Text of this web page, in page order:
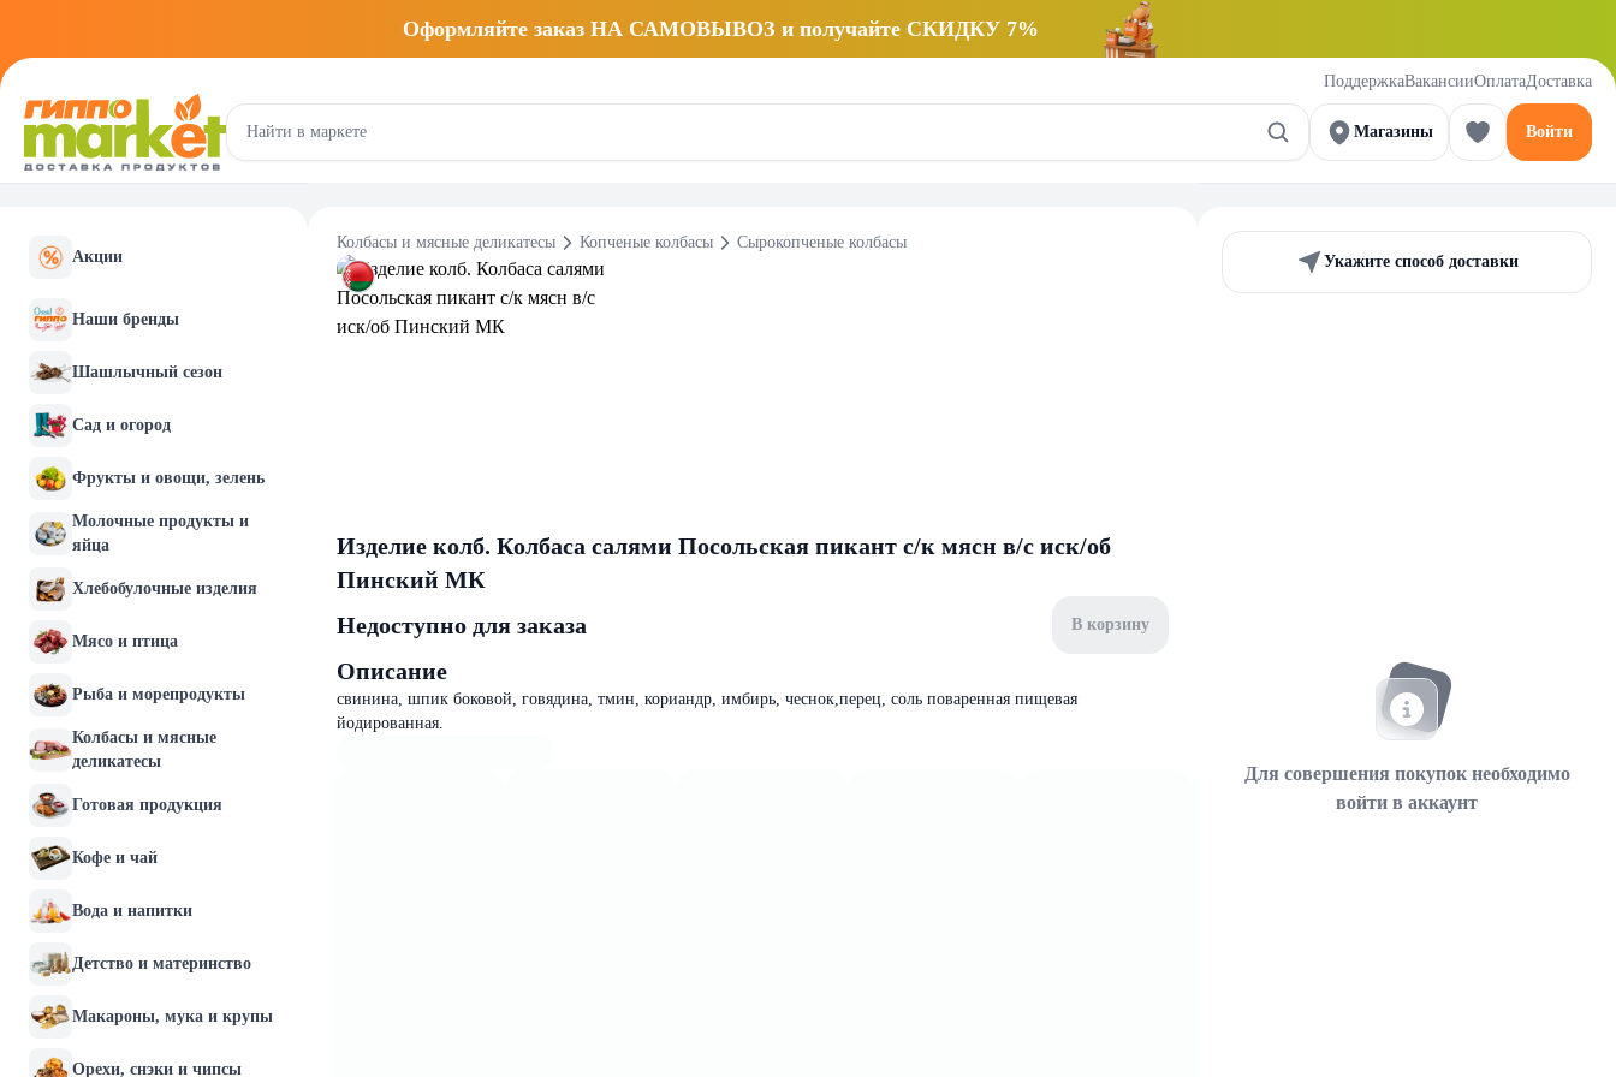
Оформляйте заказ НА САМОВЫВОЗ и получайте СКИДКУ 7%
ПоддержкаВакансииОплатаДоставка
Магазины Войти
Акции
Наши бренды
Шашлычный сезон
Сад и огород
Фрукты и овощи, зелень
Молочные продукты и
яйца
Хлебобулочные изделия
Мясо и птица
Рыба и морепродукты
Колбасы и мясные
деликатесы
Готовая продукция
Кофе и чай
Вода и напитки
Детство и материнство
Макароны, мука и крупы
Орехи, снэки и чипсы
Колбасы и мясные деликатесы Копченые колбасы Сырокопченые колбасы
Изделие колб. Колбаса салями Посольская пикант с/к мясн в/с иск/об
Пинский МК
Недоступно для заказа
В корзину
Описание
свинина, шпик боковой, говядина, тмин, кориандр, имбирь, чеснок,перец, соль поваренная пищевая
йодированная.
Укажите способ доставки
Для совершения покупок необходимо
войти в аккаунт